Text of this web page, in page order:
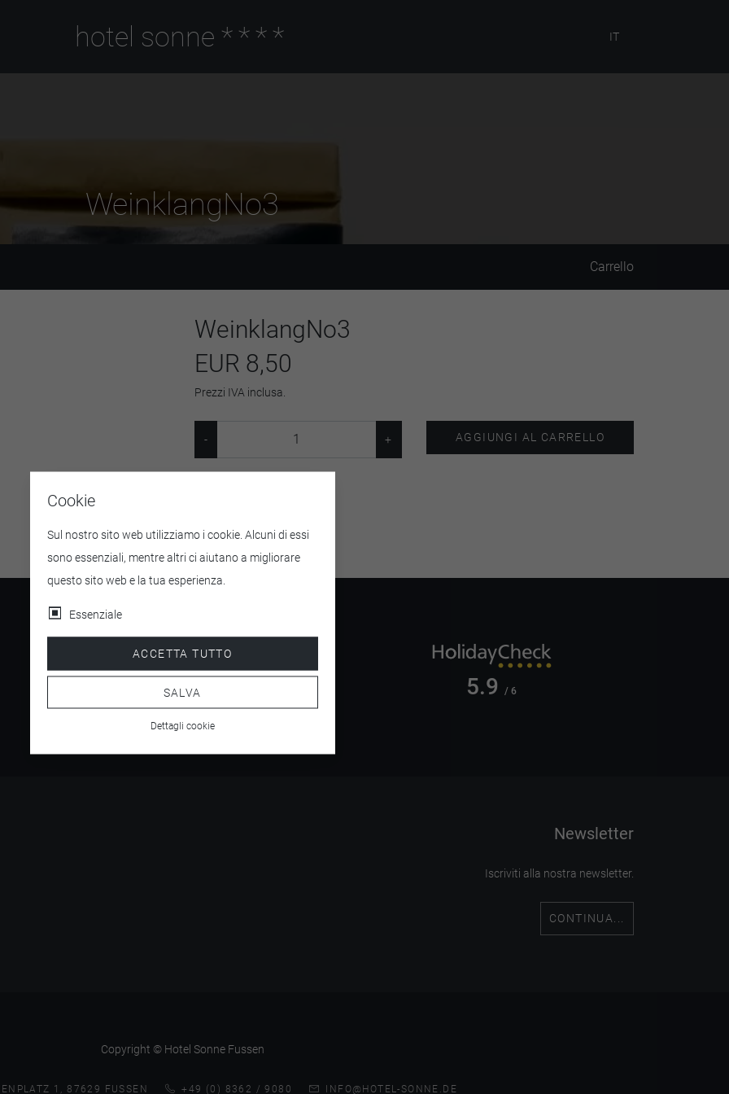
hotel sonne **** IT
WeinklangNo3
Carrello
WeinklangNo3
EUR 8,50
Prezzi IVA inclusa.
AGGIUNGI AL CARRELLO
4.5/ 5 5.9 / 6
Newsletter
Iscriviti alla nostra newsletter.
CONTINUA...
Copyright © Hotel Sonne Fussen
1, 87629 FUSSEN +49 (0) 8362 / 9080 INFO@HOTEL-SONNE.DE
Cookie
Sul nostro sito web utilizziamo i cookie. Alcuni di essi
sono essenziali, mentre altri ci aiutano a migliorare
questo sito web e la tua esperienza.
Essenziale
ACCETTA TUTTO
SALVA
Dettagli cookie